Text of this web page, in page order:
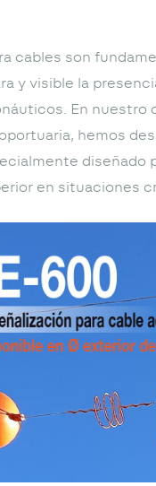
cables son
y visible la
En nuestro
hemos
diseñado
en situaciones